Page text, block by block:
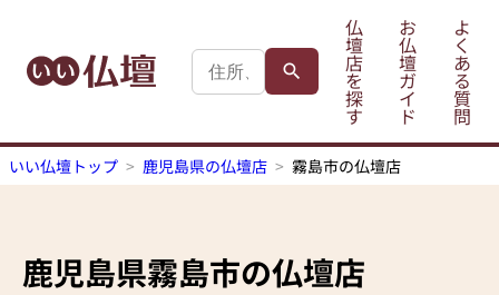
仏
壇
店
を
探
す
お
仏
壇
ガ
イ
ド
よ
く
あ
る
質
問
いい仏壇トップ 鹿児島県の仏壇店 霧島市の仏壇店
鹿児島県霧島市の仏壇店